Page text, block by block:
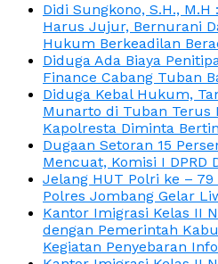
Didi Sungkono, S.H.,
Harus Jujur, Bernurani
Hukum Berkeadilan
Diduga Ada Biaya
Finance Cabang Tuban
Diduga Kebal Hukum,
Munarto di Tuban Terus
Kapolresta Diminta
Dugaan Setoran 15
Mencuat, Komisi I DPRD
Jelang HUT Polri ke –
Polres Jombang Gelar
Kantor Imigrasi Kelas II
dengan Pemerintah
Kegiatan Penyebaran